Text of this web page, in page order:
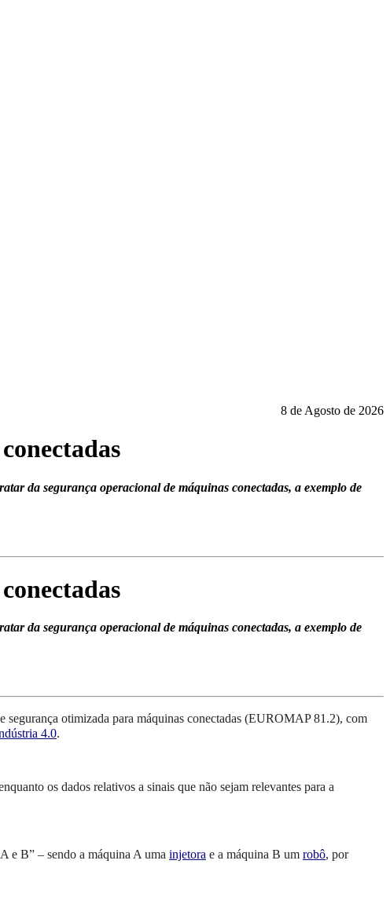
8 de Agosto de 2026
da segurança operacional de máquinas conectadas, a exemplo de
da segurança operacional de máquinas conectadas, a exemplo de
otimizada para máquinas conectadas (EUROMAP 81.2), com
4.0.
os dados relativos a sinais que não sejam relevantes para a
e B” – sendo a máquina A uma injetora e a máquina B um robô, por